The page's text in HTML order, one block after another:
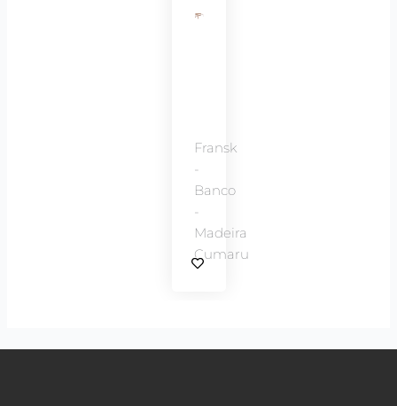
Fransk
-
Banco
-
Madeira
Cumaru